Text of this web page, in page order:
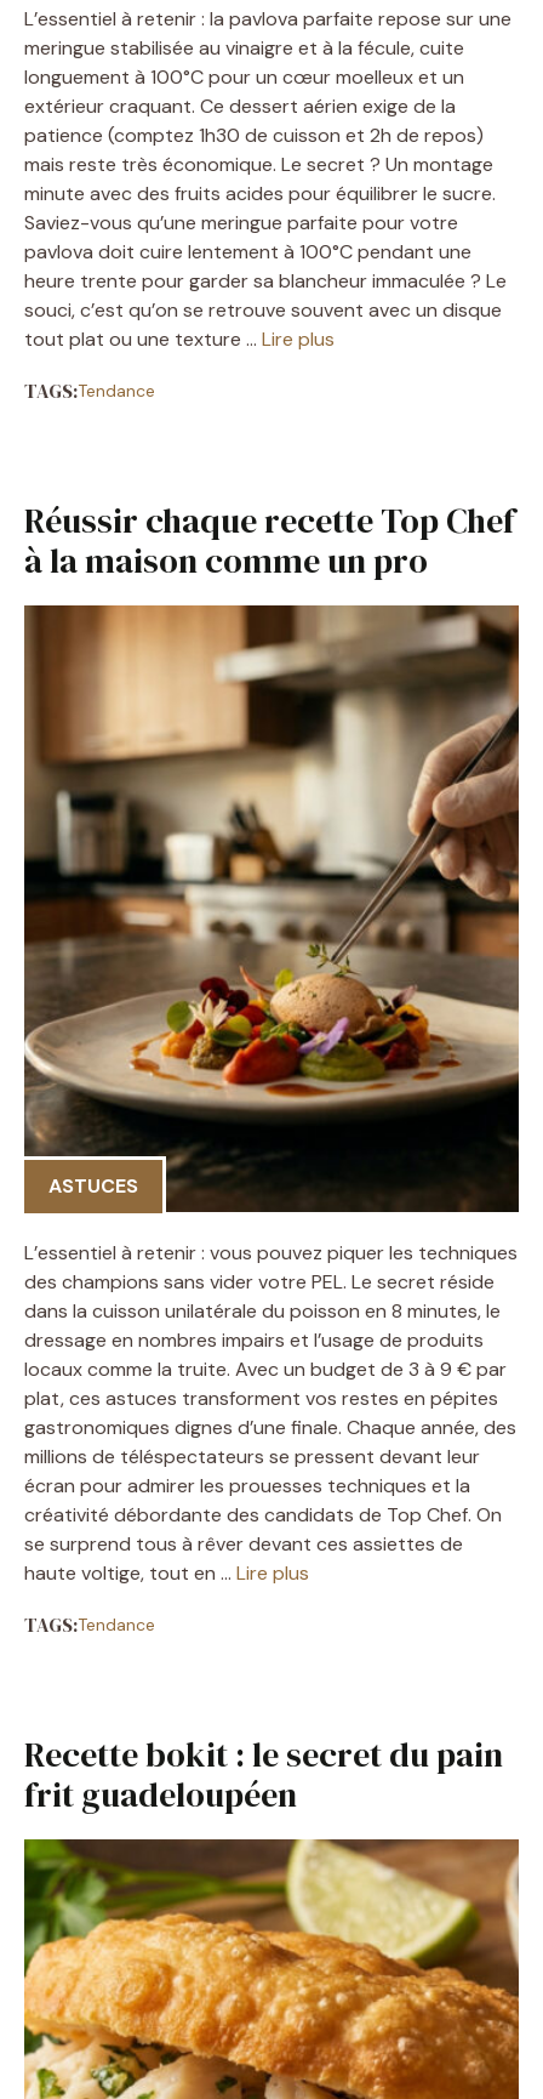
L’essentiel à retenir : la pavlova parfaite repose sur une
meringue stabilisée au vinaigre et à la fécule, cuite
longuement à 100°C pour un cœur moelleux et un
extérieur craquant. Ce dessert aérien exige de la
patience (comptez 1h30 de cuisson et 2h de repos)
mais reste très économique. Le secret ? Un montage
minute avec des fruits acides pour équilibrer le sucre.
Saviez-vous qu’une meringue parfaite pour votre
pavlova doit cuire lentement à 100°C pendant une
heure trente pour garder sa blancheur immaculée ? Le
souci, c’est qu’on se retrouve souvent avec un disque
tout plat ou une texture … Lire plus
TAGS:Tendance
Réussir chaque recette Top Chef
à la maison comme un pro
ASTUCES
L’essentiel à retenir : vous pouvez piquer les techniques
des champions sans vider votre PEL. Le secret réside
dans la cuisson unilatérale du poisson en 8 minutes, le
dressage en nombres impairs et l’usage de produits
locaux comme la truite. Avec un budget de 3 à 9 € par
plat, ces astuces transforment vos restes en pépites
gastronomiques dignes d’une finale. Chaque année, des
millions de téléspectateurs se pressent devant leur
écran pour admirer les prouesses techniques et la
créativité débordante des candidats de Top Chef. On
se surprend tous à rêver devant ces assiettes de
haute voltige, tout en … Lire plus
TAGS:Tendance
Recette bokit : le secret du pain
frit guadeloupéen